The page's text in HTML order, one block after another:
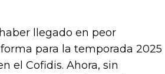
llegado en peor
para la temporada 2025
el Cofidis. Ahora, sin